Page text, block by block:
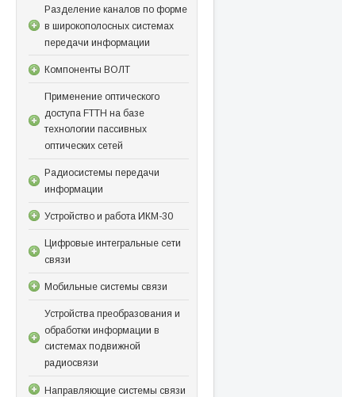
Разделение каналов по форме
в широкополосных системах
передачи информации
Компоненты ВОЛТ
Применение оптического
доступа FTTH на базе
технологии пассивных
оптических сетей
Радиосистемы передачи
информации
Устройство и работа ИКМ-30
Цифровые интегральные сети
связи
Мобильные системы связи
Устройства преобразования и
обработки информации в
системах подвижной
радиосвязи
Направляющие системы связи